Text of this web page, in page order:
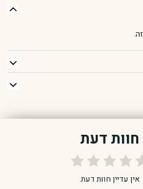
חוות דעת
אין עדיין חוות דעת.